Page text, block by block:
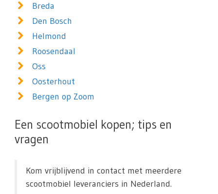
Breda
Den Bosch
Helmond
Roosendaal
Oss
Oosterhout
Bergen op Zoom
Een scootmobiel kopen; tips en
vragen
Kom vrijblijvend in contact met meerdere
scootmobiel leveranciers in Nederland.